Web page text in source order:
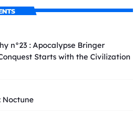
n°23 : Apocalypse Bringer
Starts with the Civilization
Noctune